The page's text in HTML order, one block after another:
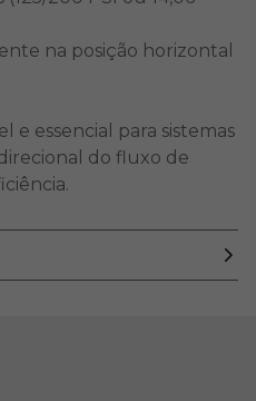
na posição horizontal
e essencial para sistemas
do fluxo de